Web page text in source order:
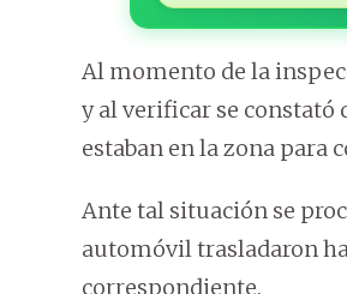
Al momento de la
y al verificar se constató
estaban en la zona para
Ante tal situación se
automóvil trasladaron
correspondiente.